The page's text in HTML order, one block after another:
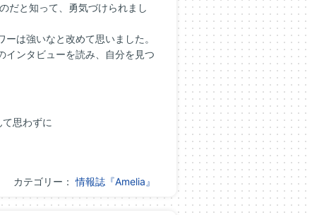
だと知って、勇気づけられまし
は強いなと改めて思いました。
インタビューを読み、自分を見つ
思わずに
カテゴリー：情報誌『Amelia』